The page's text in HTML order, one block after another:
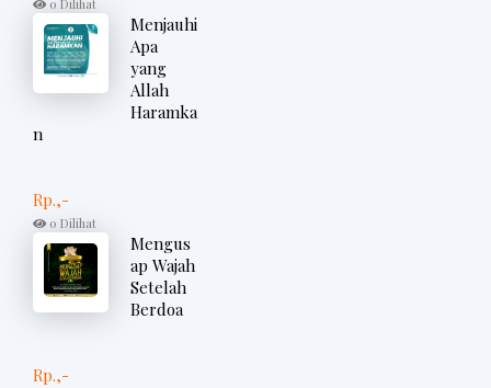
0 Dilihat
Menjauhi
Apa
yang
Allah
Haramka
n
Rp.,-
0 Dilihat
Mengus
ap Wajah
Setelah
Berdoa
Rp.,-